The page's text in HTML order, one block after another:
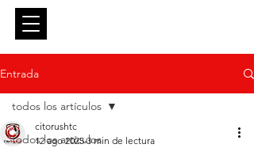
Entrada
todos los artículos
todos los artículos
citorushtc
12 ago 2025 3 min de lectura